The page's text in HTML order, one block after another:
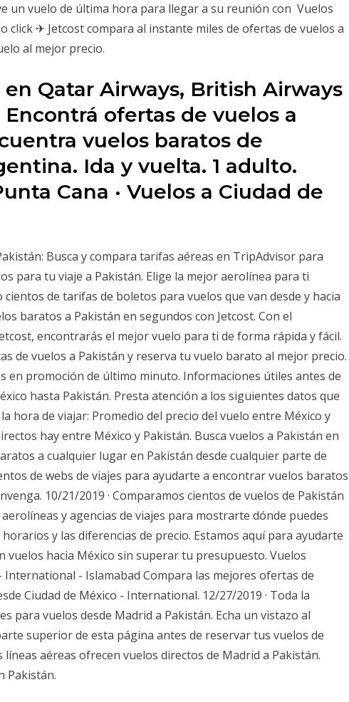
un vuelo de última hora para llegar a su reunión con Vuelos
click ✈ Jetcost compara al instante miles de ofertas de vuelos a
al mejor precio.
en Qatar Airways, British Airways
ofertas de vuelos a
vuelos baratos de
Ida y vuelta. 1 adulto.
Cana · Vuelos a Ciudad de
Busca y compara tarifas aéreas en TripAdvisor para
para tu viaje a Pakistán. Elige la mejor aerolínea para ti
de tarifas de boletos para vuelos que van desde y hacia
baratos a Pakistán en segundos con Jetcost. Con el
encontrarás el mejor vuelo para ti de forma rápida y fácil.
de vuelos a Pakistán y reserva tu vuelo barato al mejor precio.
en promoción de último minuto. Informaciones útiles antes de
hasta Pakistán. Presta atención a los siguientes datos que
hora de viajar: Promedio del precio del vuelo entre México y
hay entre México y Pakistán. Busca vuelos a Pakistán en
a cualquier lugar en Pakistán desde cualquier parte de
de webs de viajes para ayudarte a encontrar vuelos baratos
10/21/2019 · Comparamos cientos de vuelos de Pakistán
y agencias de viajes para mostrarte dónde puedes
y las diferencias de precio. Estamos aquí para ayudarte
vuelos hacia México sin superar tu presupuesto. Vuelos
International - Islamabad Compara las mejores ofertas de
Ciudad de México - International. 12/27/2019 · Toda la
para vuelos desde Madrid a Pakistán. Echa un vistazo al
superior de esta página antes de reservar tus vuelos de
líneas aéreas ofrecen vuelos directos de Madrid a Pakistán.
Pakistán.